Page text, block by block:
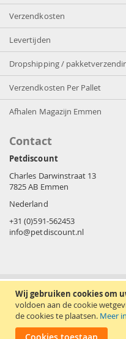
Wij gebruiken cookies om
voldoen aan de cookie
de cookies te plaatsen. Meer
Verzendkosten
Levertijden
Dropshipping /
Verzendkosten Per Pallet
Afhalen Magazijn Emmen
Contact
Petdiscount
Charles Darwinstraat 13
7825 AB Emmen
Nederland
+31 (0)591-562453
info@petdiscount.nl